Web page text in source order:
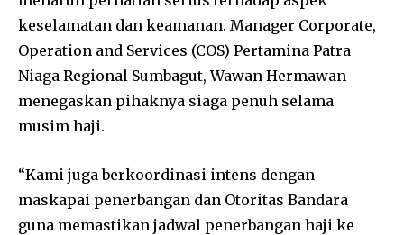
keselamatan dan keamanan. Manager Corporate,
Operation and Services (COS) Pertamina Patra
Niaga Regional Sumbagut, Wawan Hermawan
menegaskan pihaknya siaga penuh selama
musim haji.
“Kami juga berkoordinasi intens dengan
maskapai penerbangan dan Otoritas Bandara
guna memastikan jadwal penerbangan haji ke